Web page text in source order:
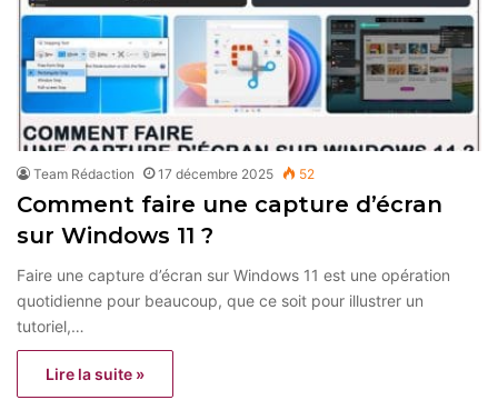
Team Rédaction 17 décembre 2025 52
Comment faire une capture d’écran
sur Windows 11 ?
Faire une capture d’écran sur Windows 11 est une opération
quotidienne pour beaucoup, que ce soit pour illustrer un
tutoriel,…
Lire la suite »